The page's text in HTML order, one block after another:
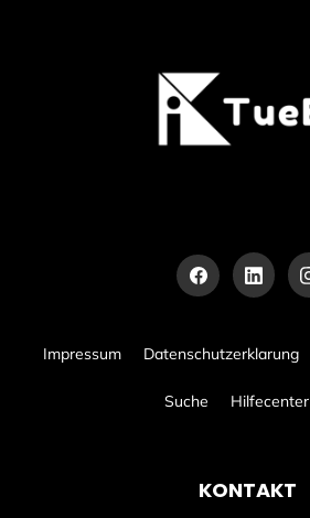
Impressum Datenschutzerklarung
Suche Hilfecenter
KONTAKT